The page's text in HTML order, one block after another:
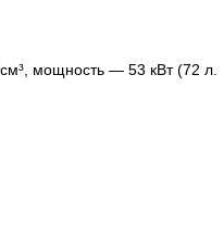
мощность — 53 кВт (72 л.